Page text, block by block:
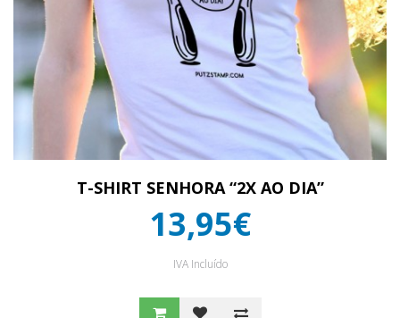
T-SHIRT SENHORA “2X AO DIA”
13,95€
IVA Incluído